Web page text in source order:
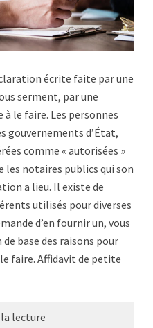
écrite faite par une
serment, par une
le faire. Les personnes
gouvernements d’État,
comme « autorisées »
notaires publics qui sont
a lieu. Il existe de
utilisés pour diverses
d’en fournir un, vous
base des raisons pour
faire. Affidavit de petite
lecture